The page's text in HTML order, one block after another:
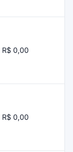
R$ 0,00
R$ 0,00